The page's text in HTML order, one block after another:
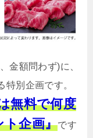
金額問わず)に、
別企画です。
無料で何度
ト企画』です